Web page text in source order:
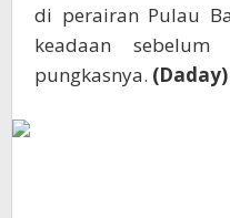
di perairan Pulau
keadaan
pungkasnya. (Daday)